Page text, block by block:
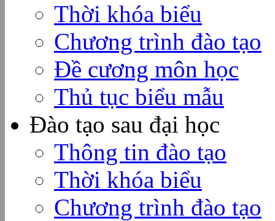
Thời khóa biểu
Chương trình đào tạo
Đề cương môn học
Thủ tục biểu mẫu
Đào tạo sau đại học
Thông tin đào tạo
Thời khóa biểu
Chương trình đào tạo